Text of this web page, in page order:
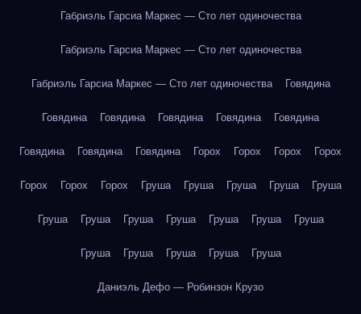
Габриэль Гарсиа Маркес — Сто лет одиночества
Габриэль Гарсиа Маркес — Сто лет одиночества
Габриэль Гарсиа Маркес — Сто лет одиночества Говядина
Говядина Говядина Говядина Говядина Говядина
Говядина Говядина Говядина Горох Горох Горох Горох
Горох Горох Горох Груша Груша Груша Груша Груша
Груша Груша Груша Груша Груша Груша Груша
Груша Груша Груша Груша Груша
Даниэль Дефо — Робинзон Крузо